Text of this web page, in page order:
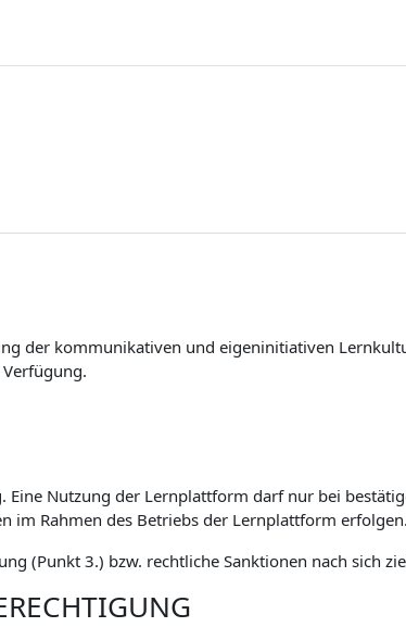
der kommunikativen und eigeninitiativen
Nutzung der Lernplattform darf nur bei
im Rahmen des Betriebs der Lernplattform erfolgen.
(Punkt 3.) bzw. rechtliche Sanktionen nach sich